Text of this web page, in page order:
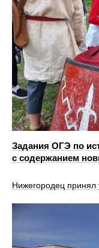
Задания ОГЭ по
с содержанием
Нижегородец принял